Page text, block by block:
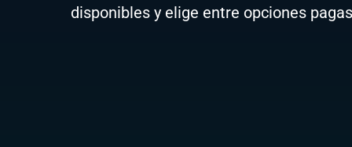
disponibles y elige entre opciones